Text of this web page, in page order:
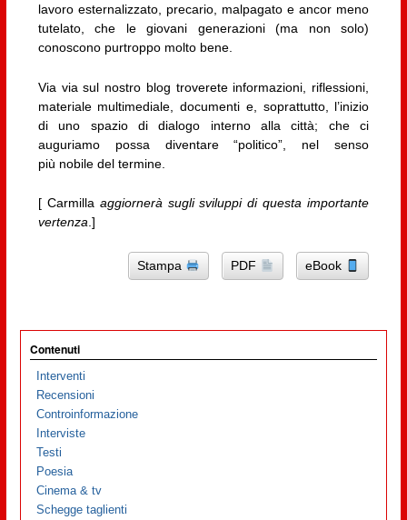
lavoro esternalizzato, precario, malpagato e ancor meno
tutelato, che le giovani generazioni (ma non solo)
conoscono purtroppo molto bene.
Via via sul nostro blog troverete informazioni, riflessioni,
materiale multimediale, documenti e, soprattutto, l’inizio
di uno spazio di dialogo interno alla città; che ci
auguriamo possa diventare “politico”, nel senso
più nobile del termine.
[ Carmilla aggiornerà sugli sviluppi di questa importante
vertenza .]
Stampa PDF eBook
Contenuti
Interventi
Recensioni
Controinformazione
Interviste
Testi
Poesia
Cinema & tv
Schegge taglienti